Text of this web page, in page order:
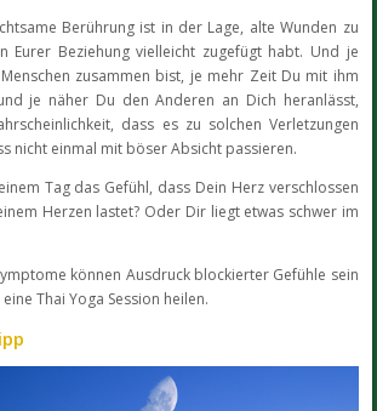
Berührung ist in der Lage, alte Wunden zu
Eurer Beziehung vielleicht zugefügt habt. Und je
zusammen bist, je mehr Zeit Du mit ihm
je näher Du den Anderen an Dich heranlässt,
dass es zu solchen Verletzungen
nicht einmal mit böser Absicht passieren.
Tag das Gefühl, dass Dein Herz verschlossen
Herzen lastet? Oder Dir liegt etwas schwer im
können Ausdruck blockierter Gefühle sein
Thai Yoga Session heilen.